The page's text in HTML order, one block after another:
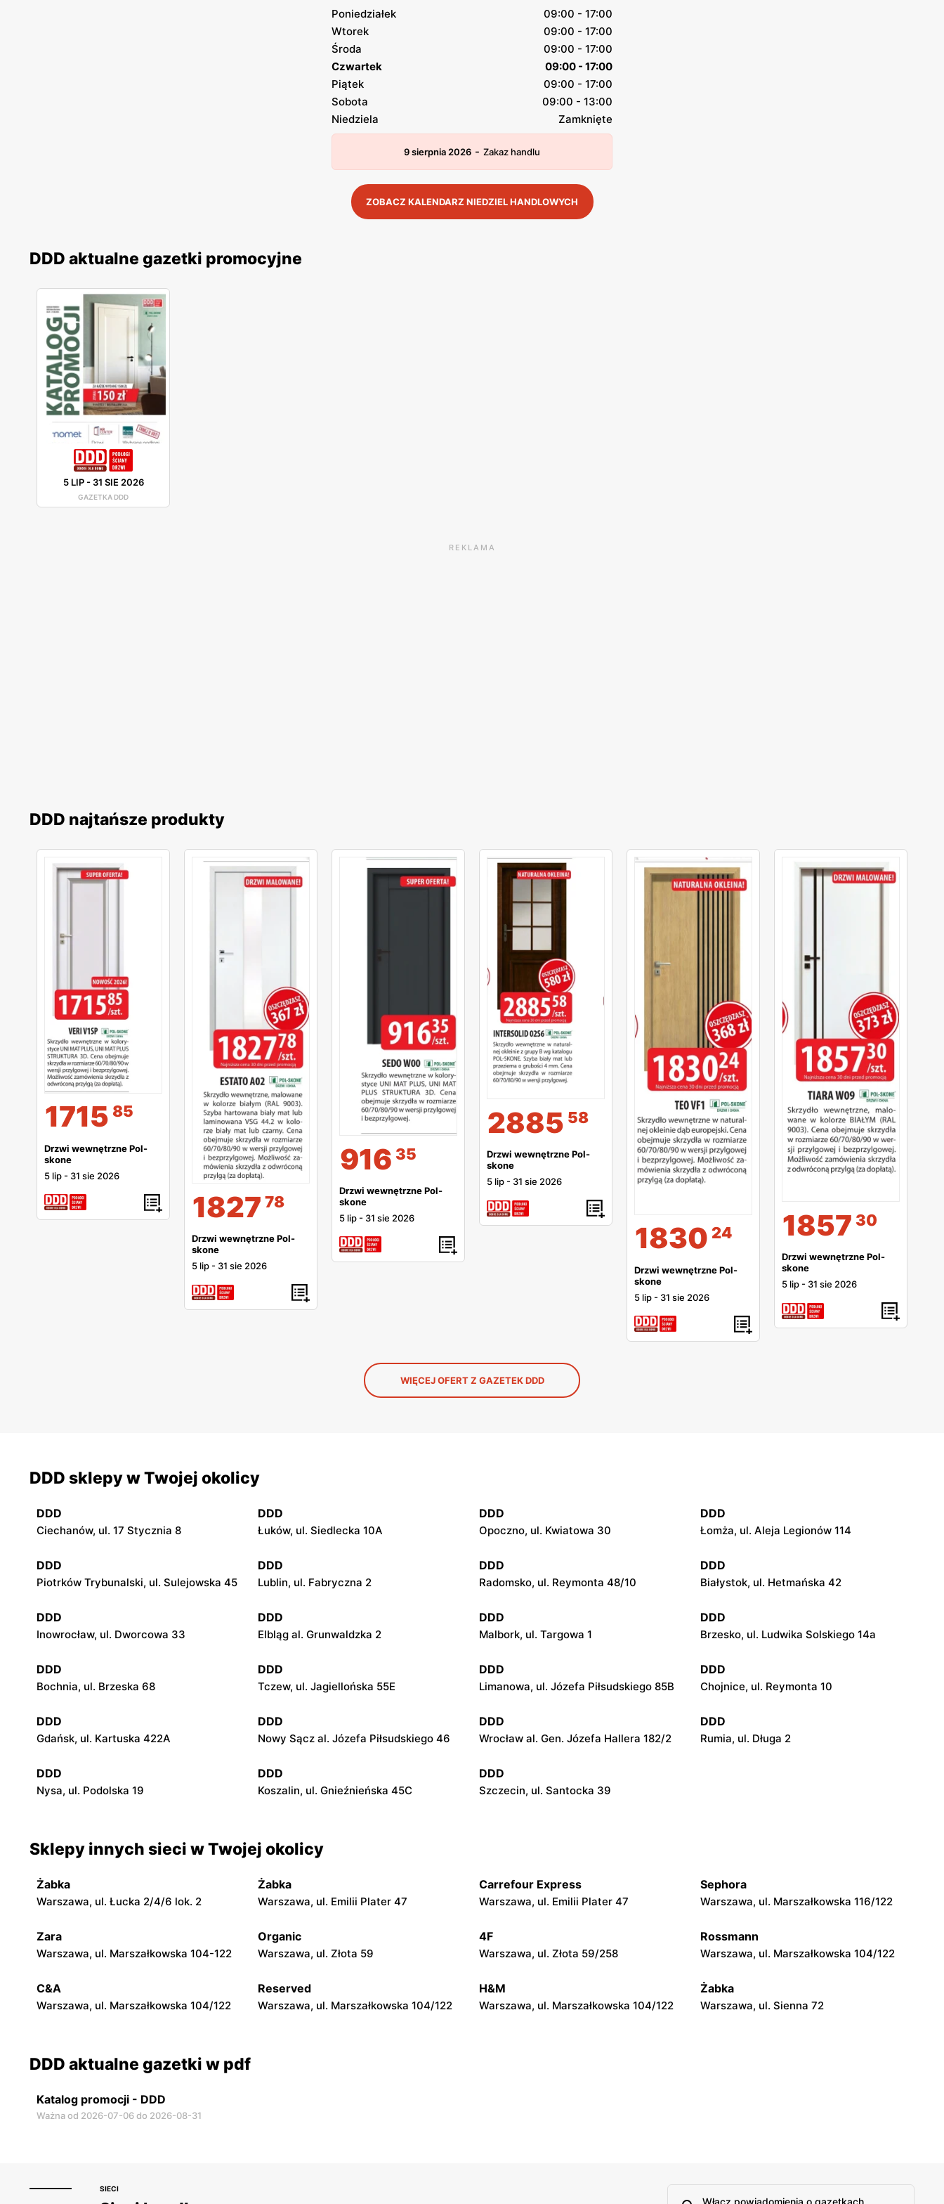
Poniedziałek
09:00 - 17:00
Wtorek
09:00 - 17:00
Środa
09:00 - 17:00
Czwartek
09:00 - 17:00
Piątek
09:00 - 17:00
Sobota
09:00 - 13:00
Niedziela
Zamknięte
9 sierpnia 2026 - Zakaz handlu
ZOBACZ KALENDARZ NIEDZIEL HANDLOWYCH
DDD aktualne gazetki promocyjne
5 LIP- 31 SIE 2026
GAZETKA DDD
REKLAMA
DDD najtańsze produkty
1715 85
Drzwi wewnętrzne Pol-
skone
5 lip - 31 sie 2026
1827 78
Drzwi wewnętrzne Pol-
skone
5 lip - 31 sie 2026
916 35
Drzwi wewnętrzne Pol-
skone
5 lip - 31 sie 2026
2885 58
Drzwi wewnętrzne Pol-
skone
5 lip - 31 sie 2026
1830 24
Drzwi wewnętrzne Pol-
skone
5 lip - 31 sie 2026
1857 30
Drzwi wewnętrzne Pol-
skone
5 lip - 31 sie 2026
WIĘCEJ OFERT Z GAZETEK DDD
DDD sklepy w Twojej okolicy
DDD
Ciechanów, ul. 17 Stycznia 8
DDD
Łuków, ul. Siedlecka 10A
DDD
Opoczno, ul. Kwiatowa 30
DDD
Łomża, ul. Aleja Legionów 114
DDD
Piotrków Trybunalski, ul. Sulejowska 45
DDD
Lublin, ul. Fabryczna 2
DDD
Radomsko, ul. Reymonta 48/10
DDD
Białystok, ul. Hetmańska 42
DDD
Inowrocław, ul. Dworcowa 33
DDD
Elbląg al. Grunwaldzka 2
DDD
Malbork, ul. Targowa 1
DDD
Brzesko, ul. Ludwika Solskiego 14a
DDD
Bochnia, ul. Brzeska 68
DDD
Tczew, ul. Jagiellońska 55E
DDD
Limanowa, ul. Józefa Piłsudskiego 85B
DDD
Chojnice, ul. Reymonta 10
DDD
Gdańsk, ul. Kartuska 422A
DDD
Nowy Sącz al. Józefa Piłsudskiego 46
DDD
Wrocław al. Gen. Józefa Hallera 182/2
DDD
Rumia, ul. Długa 2
DDD
Nysa, ul. Podolska 19
DDD
Koszalin, ul. Gnieźnieńska 45C
DDD
Szczecin, ul. Santocka 39
Sklepy innych sieci w Twojej okolicy
Żabka
Warszawa, ul. Łucka 2/4/6 lok. 2
Żabka
Warszawa, ul. Emilii Plater 47
Carrefour Express
Warszawa, ul. Emilii Plater 47
Sephora
Warszawa, ul. Marszałkowska 116/122
Zara
Warszawa, ul. Marszałkowska 104-122
Organic
Warszawa, ul. Złota 59
4F
Warszawa, ul. Złota 59/258
Rossmann
Warszawa, ul. Marszałkowska 104/122
C&A
Warszawa, ul. Marszałkowska 104/122
Reserved
Warszawa, ul. Marszałkowska 104/122
H&M
Warszawa, ul. Marszałkowska 104/122
Żabka
Warszawa, ul. Sienna 72
DDD aktualne gazetki w pdf
Katalog promocji - DDD
Ważna od 2026-07-06 do 2026-08-31
SIECI
Włącz powiadomienia o gazetkach